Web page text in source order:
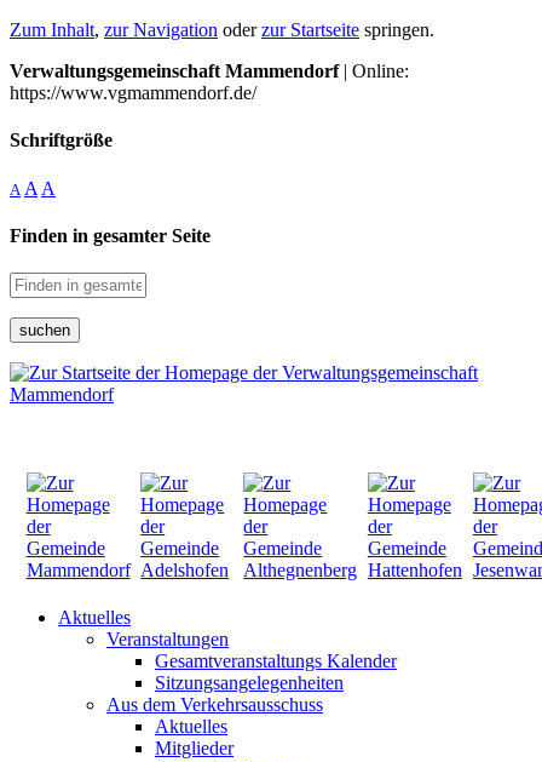
Zum Inhalt, zur Navigation oderzur Startseite springen.
Verwaltungsgemeinschaft Mammendorf| Online:
https://www.vgmammendorf.de/
Schriftgröße
A A A
Finden in gesamter Seite
suchen
Aktuelles
Veranstaltungen
Gesamtveranstaltungs Kalender
Sitzungsangelegenheiten
Aus dem Verkehrsausschuss
Aktuelles
Mitglieder